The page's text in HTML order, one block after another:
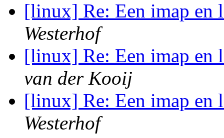
[linux] Re: Een imap en
Westerhof
[linux] Re: Een imap en
van der Kooij
[linux] Re: Een imap en
Westerhof